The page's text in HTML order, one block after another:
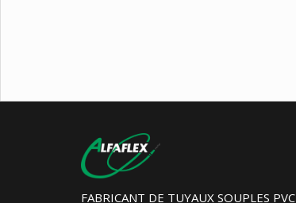
FABRICANT DE TUYAUX SOUPLES PVC